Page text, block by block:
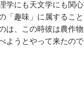
学にも天文学にも関心
「趣味」に属すること
は、この時彼は農作物
ようとやって来たので